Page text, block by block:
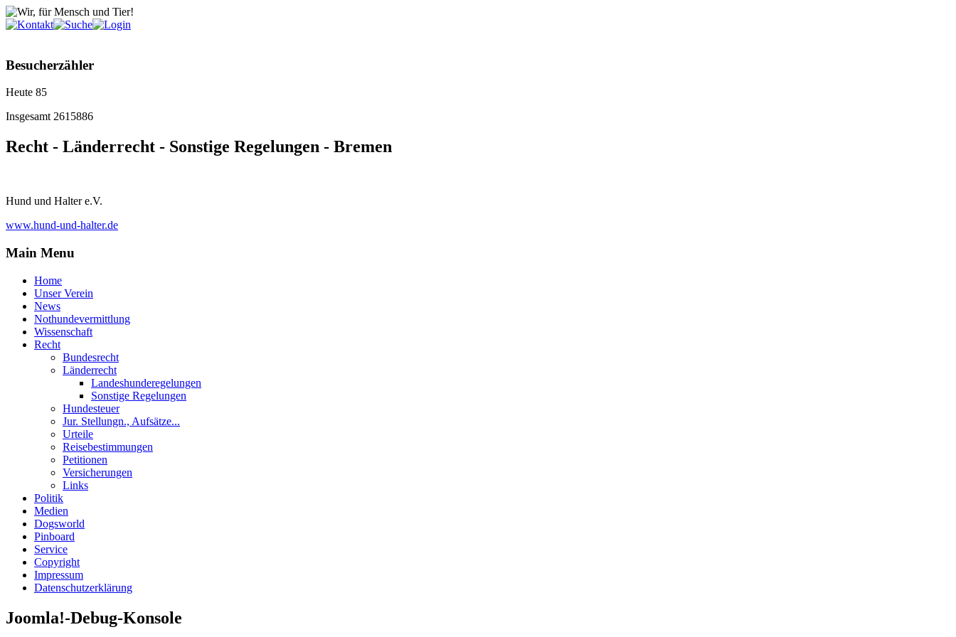
Besucherzähler
Heute 85
Insgesamt2615886
Recht - Länderrecht - Sonstige Regelungen - Bremen
Hund und Halter e.V.
www.hund-und-halter.de
Main Menu
Home
Unser Verein
News
Nothundevermittlung
Wissenschaft
Recht
Bundesrecht
Länderrecht
Landeshunderegelungen
Sonstige Regelungen
Hundesteuer
Jur. Stellungn., Aufsätze...
Urteile
Reisebestimmungen
Petitionen
Versicherungen
Links
Politik
Medien
Dogsworld
Pinboard
Service
Copyright
Impressum
Datenschutzerklärung
Joomla!-Debug-Konsole